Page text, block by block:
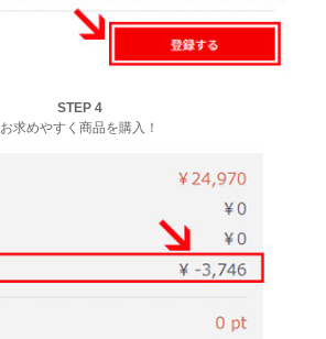
STEP 4
お求めやすく商品を購入！